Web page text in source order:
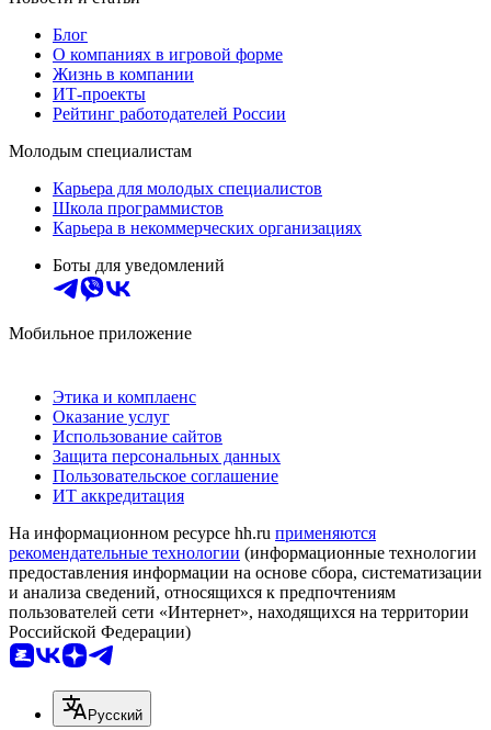
Блог
О компаниях в игровой форме
Жизнь в компании
ИТ-проекты
Рейтинг работодателей России
Молодым специалистам
Карьера для молодых специалистов
Школа программистов
Карьера в некоммерческих организациях
Боты для уведомлений
Мобильное приложение
Этика и комплаенс
Оказание услуг
Использование сайтов
Защита персональных данных
Пользовательское соглашение
ИТ аккредитация
На информационном ресурсе hh.ru применяются
рекомендательные технологии (информационные технологии
предоставления информации на основе сбора, систематизации
и анализа сведений, относящихся к предпочтениям
пользователей сети «Интернет», находящихся на территории
Российской Федерации)
Русский